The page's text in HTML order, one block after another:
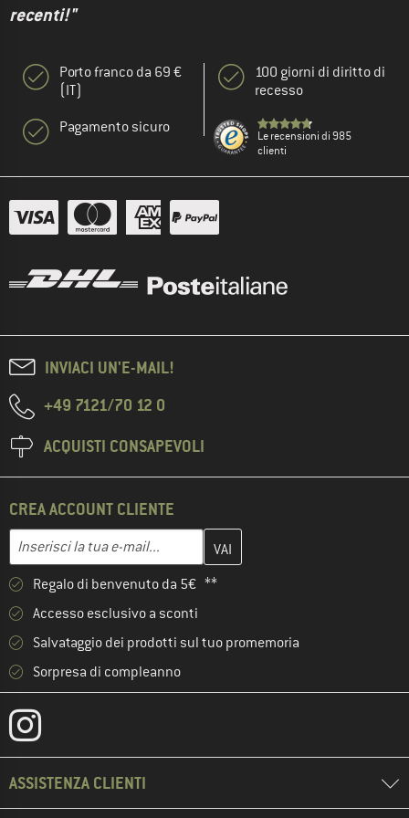
recenti!"
Porto franco da 69 €
(IT)
Pagamento sicuro
100 giorni di diritto di
recesso
Le recensioni di 985
clienti
INVIACI UN'E-MAIL!
+49 7121/70 12 0
ACQUISTI CONSAPEVOLI
CREA ACCOUNT CLIENTE
Indirizzo e-mail
Inserisci qui il tuo indirizzo e-mail e crea il tuo account cliente
Regalo di benvenuto da 5€ **
Accesso esclusivo a sconti
Salvataggio dei prodotti sul tuo promemoria
Sorpresa di compleanno
ASSISTENZA CLIENTI